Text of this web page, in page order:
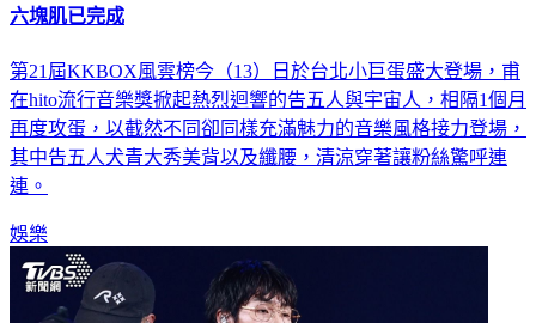
六塊肌已完成
第21屆KKBOX風雲榜今（13）日於台北小巨蛋盛大登場，甫
在hito流行音樂獎掀起熱烈迴響的告五人與宇宙人，相隔1個月
再度攻蛋，以截然不同卻同樣充滿魅力的音樂風格接力登場，
其中告五人犬青大秀美背以及纖腰，清涼穿著讓粉絲驚呼連
連。
娛樂